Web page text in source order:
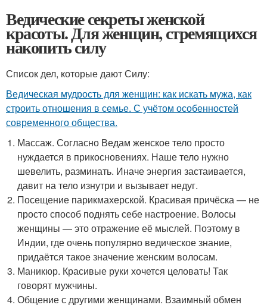
Ведические секреты женской
красоты. Для женщин, стремящихся
накопить силу
Список дел, которые дают Силу:
Ведическая мудрость для женщин: как искать мужа, как
строить отношения в семье. С учётом особенностей
современного общества.
Массаж. Согласно Ведам женское тело просто
нуждается в прикосновениях. Наше тело нужно
шевелить, разминать. Иначе энергия застаивается,
давит на тело изнутри и вызывает недуг.
Посещение парикмахерской. Красивая причёска — не
просто способ поднять себе настроение. Волосы
женщины — это отражение её мыслей. Поэтому в
Индии, где очень популярно ведическое знание,
придаётся такое значение женским волосам.
Маникюр. Красивые руки хочется целовать! Так
говорят мужчины.
Общение с другими женщинами. Взаимный обмен